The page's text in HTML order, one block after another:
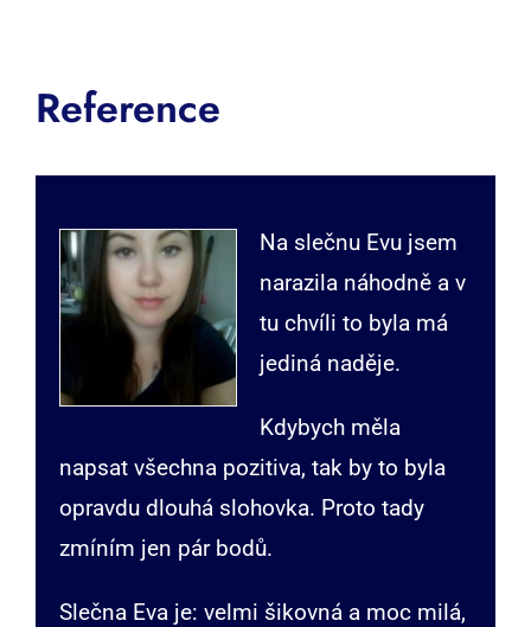
Reference
Na slečnu Evu jsem
narazila náhodně a v
tu chvíli to byla má
jediná naděje.
Kdybych měla
napsat všechna pozitiva, tak by to byla
opravdu dlouhá slohovka. Proto tady
zmíním jen pár bodů.
Slečna Eva je: velmi šikovná a moc milá,